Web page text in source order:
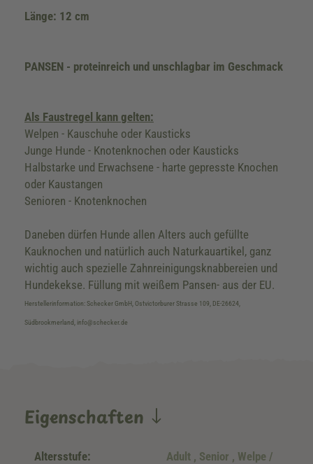
Länge: 12 cm
PANSEN - proteinreich und unschlagbar im Geschmack
Als Faustregel kann gelten:
Welpen - Kauschuhe oder Kausticks
Junge Hunde - Knotenknochen oder Kausticks
Halbstarke und Erwachsene - harte gepresste Knochen
oder Kaustangen
Senioren - Knotenknochen
Daneben dürfen Hunde allen Alters auch gefüllte
Kauknochen und natürlich auch Naturkauartikel, ganz
wichtig auch spezielle Zahnreinigungsknabbereien und
Hundekekse. Füllung mit weißem Pansen- aus der EU.
Herstellerinformation: Schecker GmbH, Ostvictorburer Strasse 109, DE-26624,
Südbrookmerland, info@schecker.de
Eigenschaften
Altersstufe: Adult , Senior , Welpe /